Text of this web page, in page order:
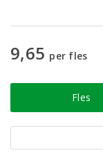
9,65 per fles
Fles